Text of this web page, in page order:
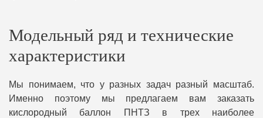
Модельный ряд и технические
характеристики
Мы понимаем, что у разных задач разный масштаб.
Именно поэтому мы предлагаем вам заказать
кислородный баллон ПНТЗ в трех наиболее